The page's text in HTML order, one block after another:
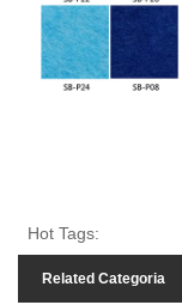
Hot Tags:
Related Categoria